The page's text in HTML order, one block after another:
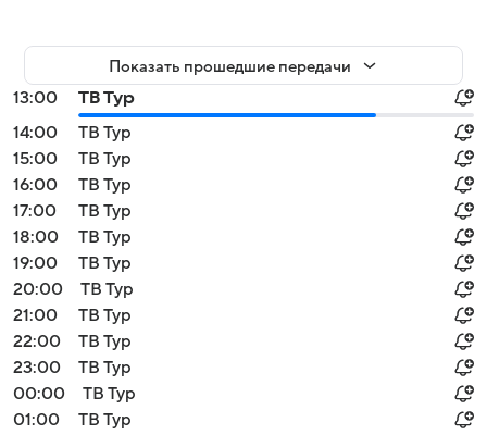
Показать прошедшие передачи
13:00
ТВ Тур
14:00
ТВ Тур
15:00
ТВ Тур
16:00
ТВ Тур
17:00
ТВ Тур
18:00
ТВ Тур
19:00
ТВ Тур
20:00
ТВ Тур
21:00
ТВ Тур
22:00
ТВ Тур
23:00
ТВ Тур
00:00
ТВ Тур
01:00
ТВ Тур